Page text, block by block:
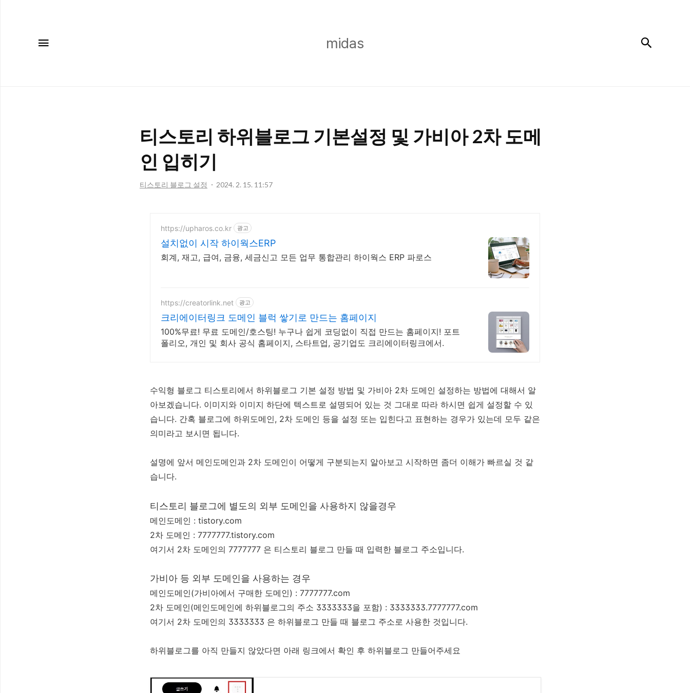
midas
티스토리 하위블로그 기본설정 및 가비아 2차 도메
인 입히기
티스토리 블로그 설정 2024. 2. 15. 11:57
https://upharos.co.kr 광고
설치없이 시작 하이웍스ERP
회계, 재고, 급여, 금융, 세금신고 모든 업무 통합관리 하이웍스 ERP 파로스
https://creatorlink.net 광고
크리에이터링크 도메인 블럭 쌓기로 만드는 홈페이지
100%무료! 무료 도메인/호스팅! 누구나 쉽게 코딩없이 직접 만드는 홈페이지! 포트
폴리오, 개인 및 회사 공식 홈페이지, 스타트업, 공기업도 크리에이터링크에서.
수익형 블로그 티스토리에서 하위블로그 기본 설정 방법 및 가비아 2차 도메인 설정하는 방법에 대해서 알
아보겠습니다. 이미지와 이미지 하단에 텍스트로 설명되어 있는 것 그대로 따라 하시면 쉽게 설정할 수 있
습니다. 간혹 블로그에 하위도메인, 2차 도메인 등을 설정 또는 입힌다고 표현하는 경우가 있는데 모두 같은
의미라고 보시면 됩니다.
설명에 앞서 메인도메인과 2차 도메인이 어떻게 구분되는지 알아보고 시작하면 좀더 이해가 빠르실 것 같
습니다.
티스토리 블로그에 별도의 외부 도메인을 사용하지 않을경우
메인도메인 : tistory.com
2차 도메인 : 7777777.tistory.com
여기서 2차 도메인의 7777777 은 티스토리 블로그 만들 때 입력한 블로그 주소입니다.
가비아 등 외부 도메인을 사용하는 경우
메인도메인(가비아에서 구매한 도메인) : 7777777.com
2차 도메인(메인도메인에 하위블로그의 주소 3333333을 포함) : 3333333.7777777.com
여기서 2차 도메인의 3333333 은 하위블로그 만들 때 블로그 주소로 사용한 것입니다.
하위블로그를 아직 만들지 않았다면 아래 링크에서 확인 후 하위블로그 만들어주세요